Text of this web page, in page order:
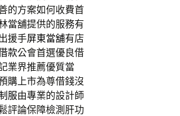
的方案如何收費首
當舖提供的服務有
援手屏東當舖有店
款公會首選優良借
業界推薦優質當
購上市為尊借錢沒
服由專業的設計師
評論保障檢測肝功